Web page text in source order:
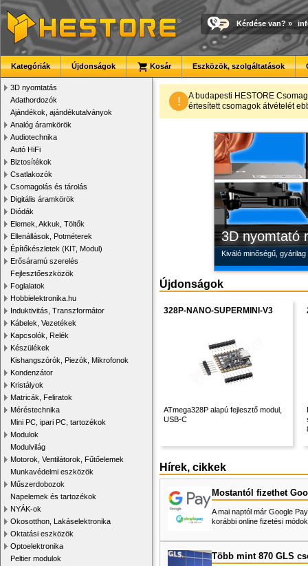
Kérdése van? »
Kategóriák Újdonságok Kosár Eszközök, szolgáltatások
3D nyomtatás
Adathordozók
Ajándékok, ajándékutalványok
Analóg áramkörök
Audiotechnika
Autó HiFi
Biztosítékok
Csatlakozók
Csomagolás és tárolás
Digitális áramkörök
Diódák
Elemek, Akkuk, Töltők
Ellenállások, Potméterek
Építőkészletek (KIT, Modul)
Erősáramú szerelés
Fejlesztőeszközök
Foglalatok
Hobbielektronika.hu
Induktivitás, Transzformátor
Kábelek, Vezetékek
Kapcsolók, Relék
Készülékek
Kishangszórók, Piezók, Mikrofonok
Kondenzátor
Kristályok
Matricák, Feliratok
Méréstechnika
Mini PC, ipari PC, tartozékok
Modulok
Modulvilág
Motorok, Ventilátorok, Fűtőelemek
Munkavédelmi eszközök
Műszerdobozok
Napelemek és tartozékok
NYÁK-ok
Okosotthon, Lakáselektronika
Oktatási eszközök
Optoelektronika
Peltier modulok
!
A budapesti HESTORE
értesített csomagok átvételét
3D nyomtató
Kiváló minőségű,
Új PLA
Kiváló árfekvésű, sok
Modulvilág
Fejlesztés, szórakozás
Megbízható
Új, modern
Újdonságok
328P-NANO-SUPERMINI-V3
ATmega328P alapú fejlesztő modul,
USB-C
Hírek, cikkek
Mostantól fizethet
A mai naptól már Google
korábbi online fizetési
Több mint 870 GLS